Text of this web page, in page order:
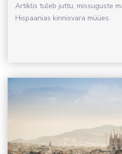
Artiklis tuleb juttu, missuguste
Hispaanias kinnisvara müües.